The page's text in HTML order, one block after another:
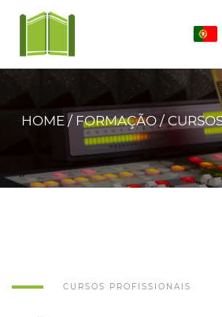
HOME / FORMAÇÃO /
CURSOS PROFISSIONAIS